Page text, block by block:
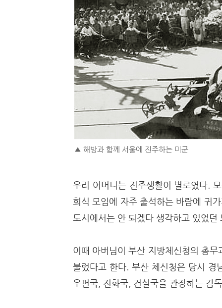
▲ 해방과 함께 서울에 진주하는 미군
우리 어머니는 진주생활이 별로였다.
회식 모임에 자주 출석하는 바람에 귀
도시에서는 안 되겠다 생각하고 있었던
이때 아버님이 부산 지방체신청의 총
불렀다고 한다. 부산 체신청은 당시
우편국, 전화국, 건설국을 관장하는 감